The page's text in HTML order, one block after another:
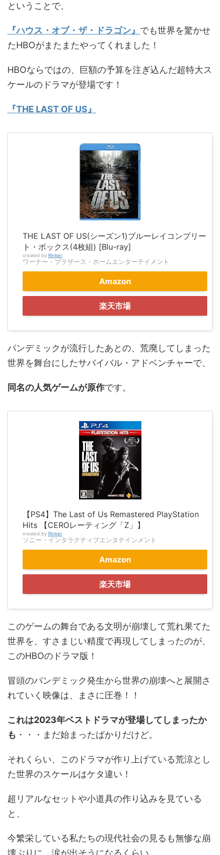
ということで、
『ハウス・オブ・ザ・ドラゴン』 でも世界を驚かせ
たHBOがまたまたやってくれました！
HBOならではの、巨額の予算を注ぎ込んだ超特大ス
ケールのドラマが登場です！
『THE LAST OF US』
THE LAST OF US(シーズン1)ブルーレイコンプリー
ト・ボックス(4枚組) [Blu-ray]
created by Rinker
ワーナー・ブラザース・ホームエンターテイメント
Amazon
楽天市場
パンデミックが流行したあとの、荒廃してしまった
世界を舞台にしたサバイバル・アドベンチャーで、
同名の人気ゲームが原作です。
【PS4】The Last of Us Remastered PlayStation
Hits 【CEROレーティング「Z」】
created by Rinker
ソニー・インタラクティブエンタテインメント
Amazon
楽天市場
このゲームの舞台である文明が崩壊して荒れ果てた
世界を、すさまじい精度で再現してしまったのが、
このHBOのドラマ版！
冒頭のパンデミック発生から世界の崩壊へと展開さ
れていく映像は、まさに圧巻！！
これは2023年ベストドラマが登場してしまったか
も ・・・まだ始まったばかりだけど。
それくらい、このドラマが作り上げている荒涼とし
た世界のスケールはケタ違い！
超リアルなセットや小道具の作り込みを見ている
と、
今繁栄している私たちの現代社会の見るも無惨な崩
壊ぶりに、涙が出そうになるくらい。